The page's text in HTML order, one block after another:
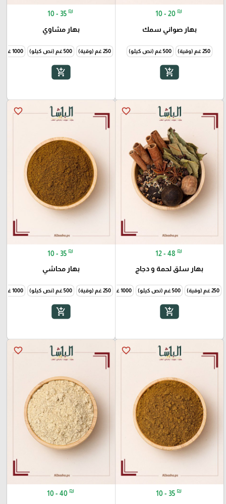
10 - 20 ₪
بهار صواني سمك
250 غم (وقية) 500 غم (نص كيلو)
add_shopping_cart
10 - 35 ₪
بهار مشاوي
250 غم (وقية) 500 غم (نص كيلو) 1000 غم (1 كيلو)
add_shopping_cart
favorite_border
12 - 48 ₪
بهار سلق لحمة و دجاج
250 غم (وقية) 500 غم (نص كيلو) 1000 غم (1 كيلو)
add_shopping_cart
favorite_border
10 - 35 ₪
بهار محاشي
250 غم (وقية) 500 غم (نص كيلو) 1000 غم (1 كيلو)
add_shopping_cart
favorite_border
10 - 35 ₪
favorite_border
10 - 40 ₪